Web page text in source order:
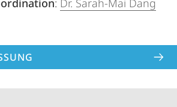
: Dr. Sarah-Mai Dang